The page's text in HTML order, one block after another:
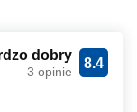
8.4
dobry
3 opinie